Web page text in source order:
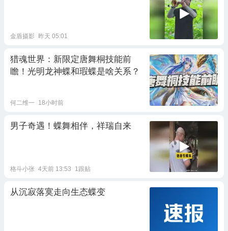
金盾摄影 昨天 05:01
猎魂世界：新限定唐舞桐技能前
瞻！光明龙神蝶和瑕蝶是啥关系？
何二维一 18小时前
男子奇遇！蝶舞相伴，祥瑞自来
格斗小张 4天前 13:53 1跟贴
从沉寂落寞走向生态蝶变